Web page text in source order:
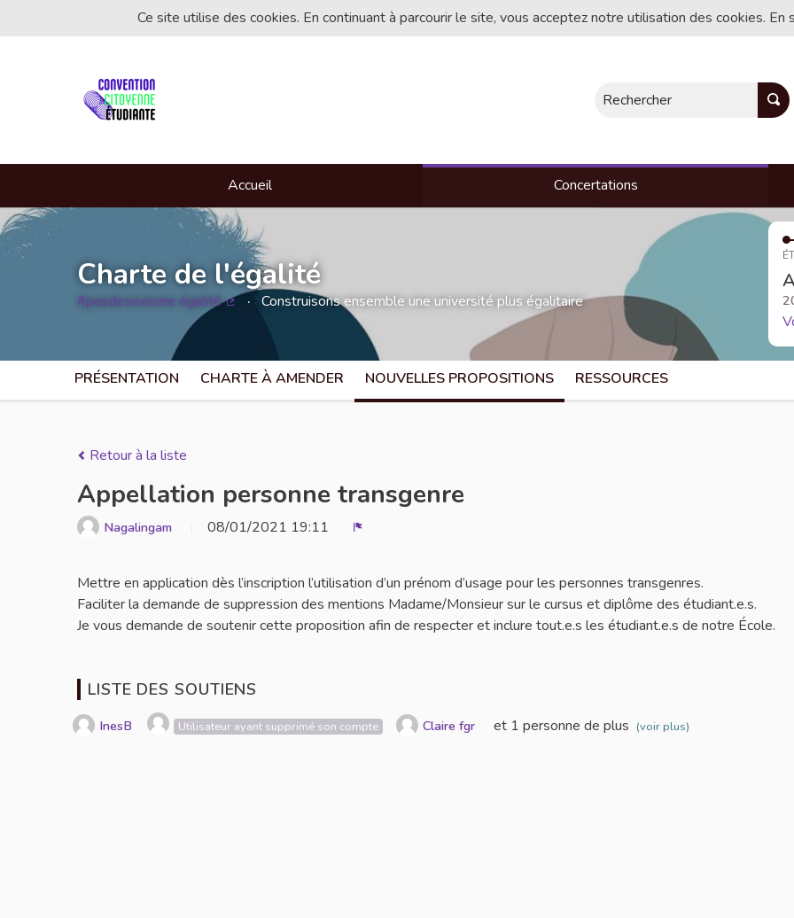
Ce site utilise des cookies. En continuant à parcourir le site, vous acceptez notre utilisation des cookies.
Rechercher
Accueil Concertations
Charte de l'égalité
#pasdesexisme égalité Construisons ensemble une université plus égalitaire
PRÉSENTATION CHARTE À AMENDER NOUVELLES PROPOSITIONS RESSOURCES
Retour à la liste
Appellation personne transgenre
Nagalingam 08/01/2021 19:11
Mettre en application dès l’inscription l’utilisation d’un prénom d’usage pour les personnes transgenres.
Faciliter la demande de suppression des mentions Madame/Monsieur sur le cursus et diplôme des étudiant.e.s.
Je vous demande de soutenir cette proposition afin de respecter et inclure tout.e.s les étudiant.e.s de notre École.
LISTE DES SOUTIENS
InesB Utilisateur ayant supprimé son compte Claire fgr et 1 personne de plus (voir plus)